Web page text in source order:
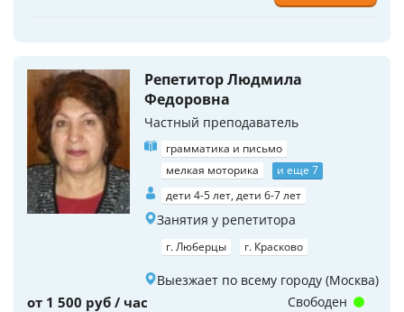
Репетитор Людмила
Федоровна
Частный преподаватель
грамматика и письмо
мелкая моторика
и еще 7
дети 4-5 лет, дети 6-7 лет
Занятия у репетитора
г. Люберцы г. Красково
Выезжает по всему городу (Москва)
от 1 500 руб / час Свободен